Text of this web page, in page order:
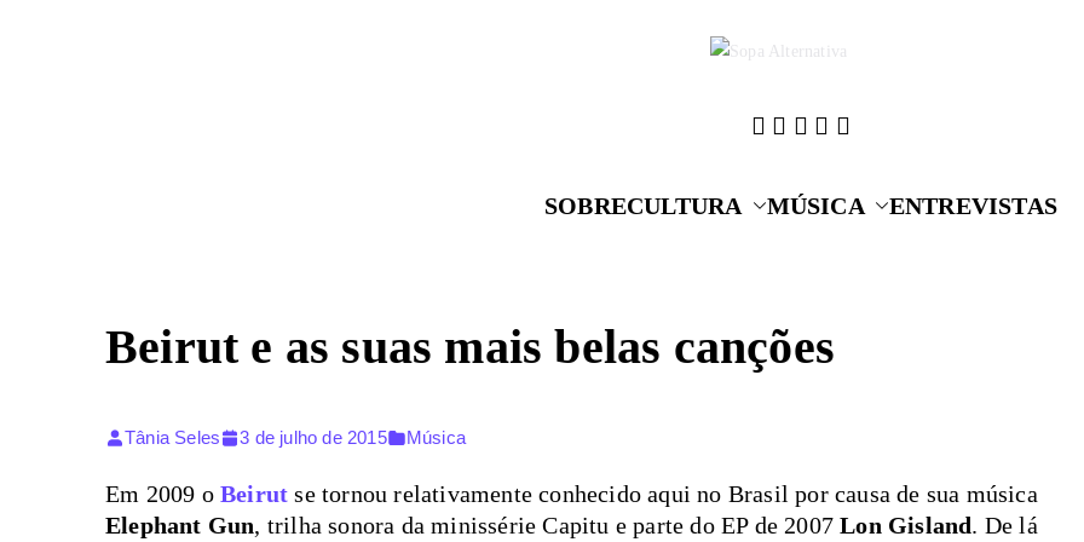
SOBRECULTURA MÚSICA ENTREVISTAS
Beirut e as suas mais belas canções
Tânia Seles 3 de julho de 2015 Música
Em 2009 o Beirut se tornou relativamente conhecido aqui no Brasil por causa de sua música
Elephant Gun, trilha sonora da minissérie Capitu e parte do EP de 2007Lon Gisland. De lá